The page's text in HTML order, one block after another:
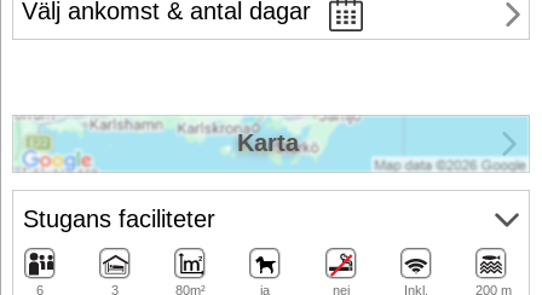
Välj ankomst & antal dagar
Stugans faciliteter
6 3 80m² ja nej Inkl. 200 m
Karta